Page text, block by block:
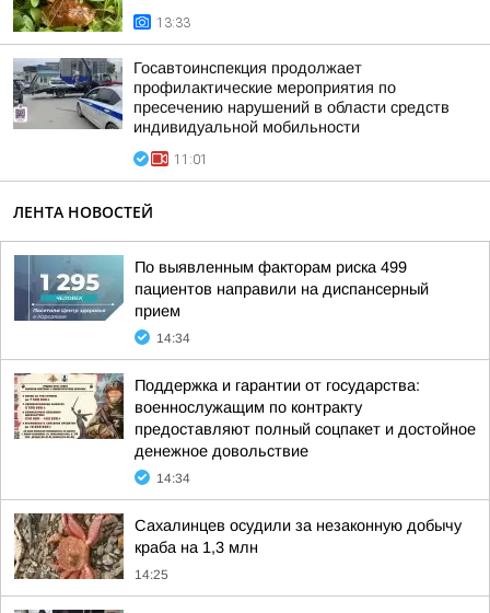
13:33
Госавтоинспекция продолжает
профилактические мероприятия по
пресечению нарушений в области средств
индивидуальной мобильности
11:01
ЛЕНТА НОВОСТЕЙ
По выявленным факторам риска 499
пациентов направили на диспансерный
прием
14:34
Поддержка и гарантии от государства:
военнослужащим по контракту
предоставляют полный соцпакет и достойное
денежное довольствие
14:34
Сахалинцев осудили за незаконную добычу
краба на 1,3 млн
14:25